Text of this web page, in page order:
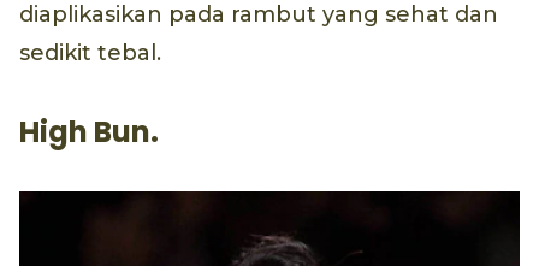
diaplikasikan pada rambut yang sehat dan
sedikit tebal.
High Bun.